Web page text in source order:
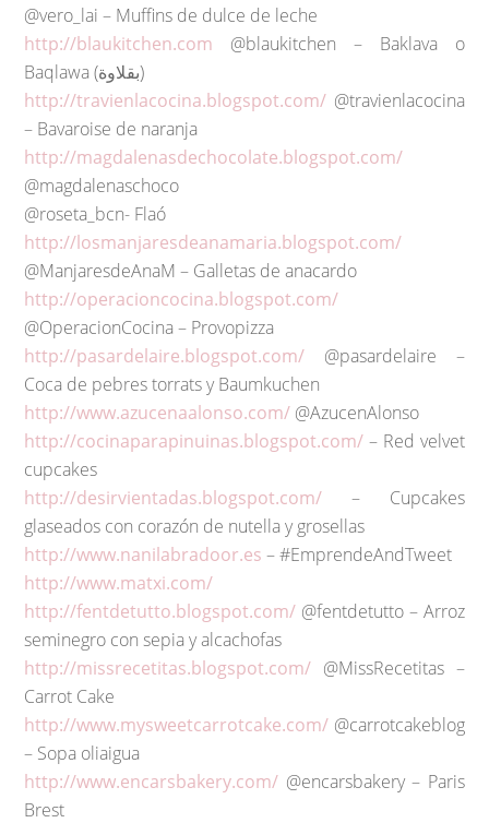
@vero_lai – Muffins de dulce de leche
http://blaukitchen.com @blaukitchen – Baklava o
Baqlawa (بقلاوة)
http://travienlacocina.blogspot.com/ @travienlacocina
– Bavaroise de naranja
http://magdalenasdechocolate.blogspot.com/
@magdalenaschoco
@roseta_bcn- Flaó
http://losmanjaresdeanamaria.blogspot.com/
@ManjaresdeAnaM – Galletas de anacardo
http://operacioncocina.blogspot.com/
@OperacionCocina – Provopizza
http://pasardelaire.blogspot.com/ @pasardelaire –
Coca de pebres torrats y Baumkuchen
http://www.azucenaalonso.com/ @AzucenAlonso
http://cocinaparapinuinas.blogspot.com/ – Red velvet
cupcakes
http://desirvientadas.blogspot.com/ – Cupcakes
glaseados con corazón de nutella y grosellas
http://www.nanilabradoor.es – #EmprendeAndTweet
http://www.matxi.com/
http://fentdetutto.blogspot.com/ @fentdetutto – Arroz
seminegro con sepia y alcachofas
http://missrecetitas.blogspot.com/ @MissRecetitas –
Carrot Cake
http://www.mysweetcarrotcake.com/ @carrotcakeblog
– Sopa oliaigua
http://www.encarsbakery.com/ @encarsbakery – Paris
Brest